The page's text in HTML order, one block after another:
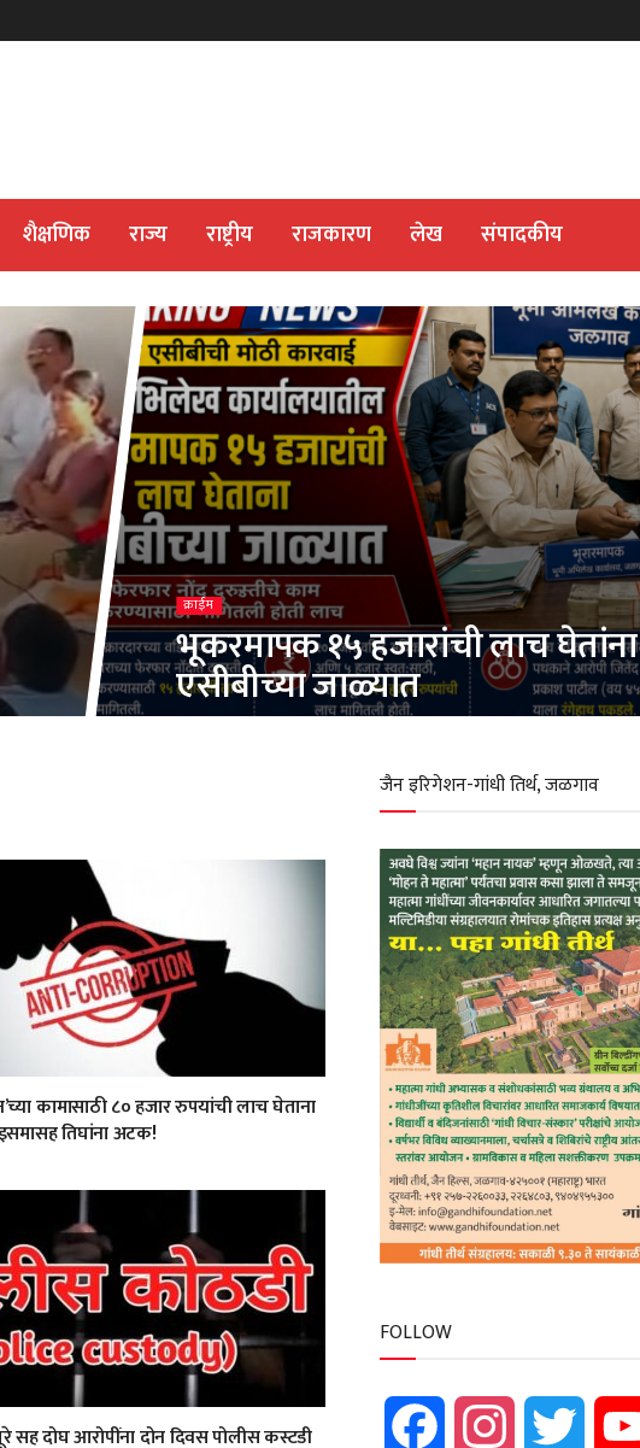
शैक्षणिक राज्य राष्ट्रीय राजकारण लेख संपादकीय
क्राईम
भूकरमापक १५ हजारांची लाच घेतांना
एसीबीच्या जाळ्यात
कामासाठी ८० हजार रुपयांची लाच घेताना
तिघांना अटक!
सह दोघ आरोपींना दोन दिवस पोलीस कस्टडी
जैन इरिगेशन-गांधी तिर्थ, जळगाव
FOLLOW
Facebook Instagram